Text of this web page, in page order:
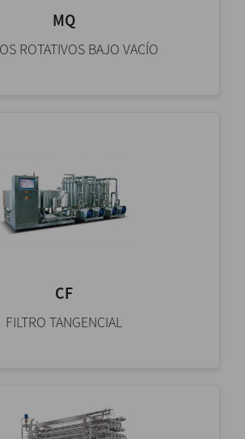
MQ
ROTATIVOS BAJO VACÍO
CF
FILTRO TANGENCIAL